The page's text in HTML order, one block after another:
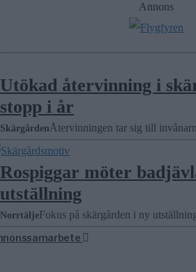
Annons
Utökad återvinning i
stopp i år
Skärgården Återvinningen tar sig till
Rospiggar möter
utställning
NorrtäljeFokus på skärgården i ny